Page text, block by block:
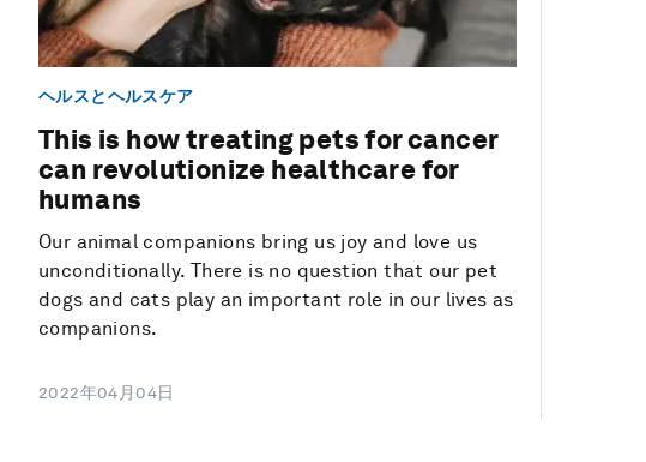
ヘルスとヘルスケア
This is how treating pets for cancer
can revolutionize healthcare for
humans
Our animal companions bring us joy and love us
unconditionally. There is no question that our pet
dogs and cats play an important role in our lives as
companions.
2022年04月04日